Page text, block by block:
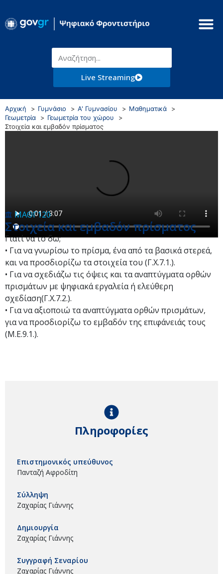
Live Streaming
Αρχική Γυμνάσιο Α' Γυμνασίου
Μαθηματικά
Γεωμετρία
Γεωμετρία του χώρου
Στοιχεία και εμβαδόν πρίσματος
ΜΑΘΓ120
Στοιχεία και εμβαδόν πρίσματος
Γιατί να το δω;
• Για να γνωρίσω το πρίσμα, ένα από τα βασικά στερεά,
και να προσδιορίζω τα στοιχεία του (Γ.Χ.7.1.).
• Για να σχεδιάζω τις όψεις και τα αναπτύγματα ορθών
πρισμάτων με ψηφιακά εργαλεία ή ελεύθερη
σχεδίαση(Γ.Χ.7.2.).
• Για να αξιοποιώ τα αναπτύγματα ορθών πρισμάτων,
για να προσδιορίζω το εμβαδόν της επιφάνειάς τους
(Μ.Ε.9.1.).
Πληροφορίες
Επιστημονικός υπεύθυνος
Πανταζή Αφροδίτη
Σύλληψη
Ζαχαρίας Γιάννης
Δημιουργία
Ζαχαρίας Γιάννης
Συγγραφή Σεναρίου
Ζαχαρίας Γιάννης